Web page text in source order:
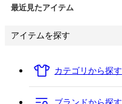
最近見たアイテム
アイテムを探す
カテゴリから探す